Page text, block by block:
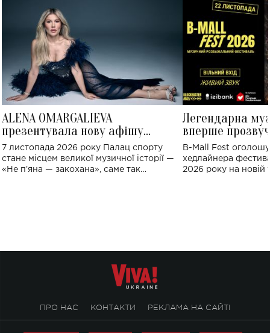
ALENA OMARGALIEVA
презентувала нову афішу
великого концерту в Палаці
спорту
7 листопада 2026 року Палац спорту
стане місцем великої музичної історії —
«Не пʼяна — закохана», саме так
Легендарна
вперше
Україні: де
B-Mall Fest
хедлайнера
2026 року на новій
ПРО НАС КОНТАКТИ РЕКЛАМА НА САЙТІ